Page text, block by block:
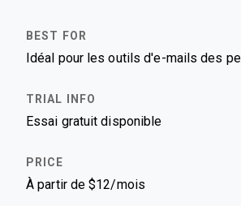
Idéal pour les outils d'e-mails des
Essai gratuit disponible
À partir de $12/mois